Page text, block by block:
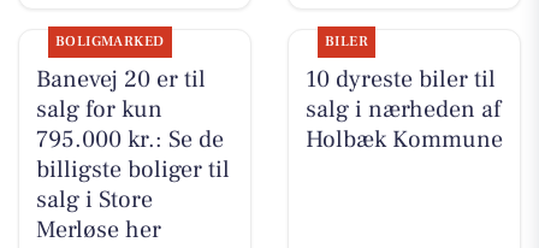
BOLIGMARKED
Banevej 20 er til
salg for kun
795.000 kr.: Se de
billigste boliger til
salg i Store
Merløse her
BILER
10 dyreste biler til
salg i nærheden af
Holbæk Kommune